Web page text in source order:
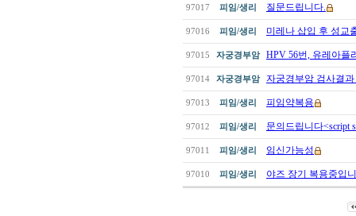
97017 피임/생리 질문드립니다.
97016 피임/생리 미레나 삽입 후 성교
97015 자궁경부암 HPV 56번, 유레아플
97014 자궁경부암 자궁경부암 검사결
97013 피임/생리 피임약복용
97012 피임/생리 문의드립니다<script
97011 피임/생리 임신가능성
97010 피임/생리 야즈 장기 복용중입